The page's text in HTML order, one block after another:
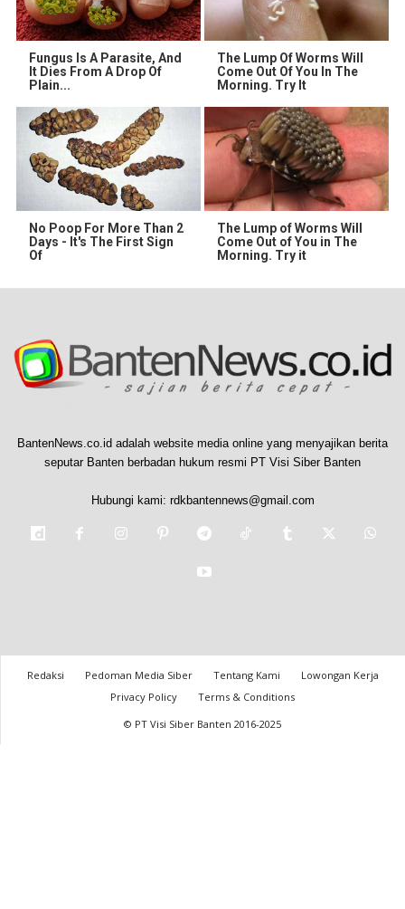
Fungus Is A Parasite, And
It Dies From A Drop Of
Plain...
The Lump Of Worms Will
Come Out Of You In The
Morning. Try It
No Poop For More Than 2
Days - It's The First Sign
Of
The Lump of Worms Will
Come Out of You in The
Morning. Try it
BantenNews.co.id adalah website media online yang menyajikan berita
seputar Banten berbadan hukum resmi PT Visi Siber Banten
Hubungi kami: rdkbantennews@gmail.com
Redaksi Pedoman Media Siber Tentang Kami
Lowongan Kerja
Privacy Policy
Terms & Conditions
© PT Visi Siber Banten 2016-2025